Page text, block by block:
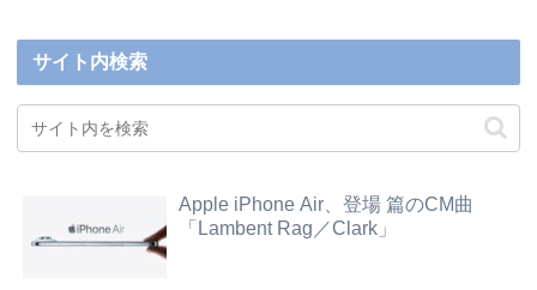
サイト内検索
Apple iPhone Air、登場 篇のCM曲
「Lambent Rag／Clark」